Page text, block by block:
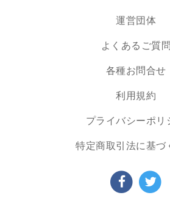
運営団体
よくあるご質問
各種お問合せ
利用規約
プライバシーポリ
特定商取引法に基づ